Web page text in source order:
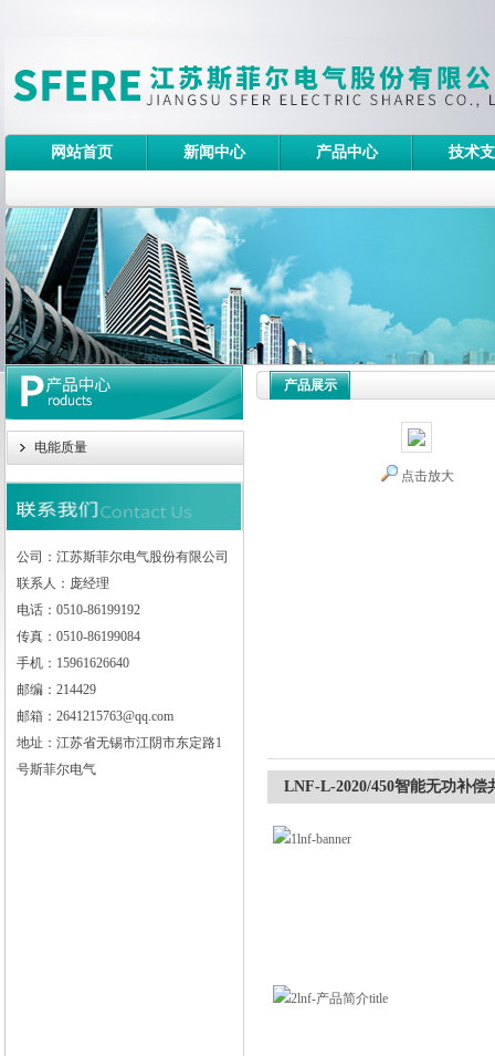
江苏斯菲尔电气股份有限公司
网站首页 新闻中心 产品中心 技术
电能质量
公司：江苏斯菲尔电气股份有限公司
联系人：庞经理
电话：0510-86199192
传真：0510-86199084
手机：15961626640
邮编：214429
邮箱：2641215763@qq.com
地址：江苏省无锡市江阴市东定路1
号斯菲尔电气
产品展示
点击放大
LNF-L-2020/450智能无功补偿